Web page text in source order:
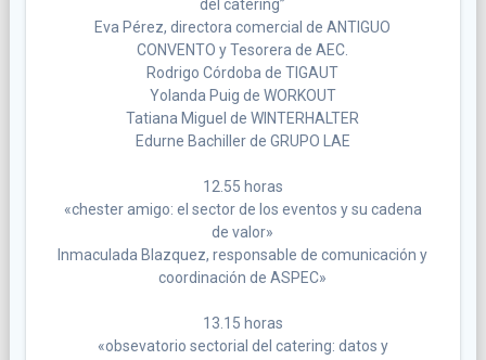
del catering”
Eva Pérez, directora comercial de ANTIGUO
CONVENTO y Tesorera de AEC.
Rodrigo Córdoba de TIGAUT
Yolanda Puig de WORKOUT
Tatiana Miguel de WINTERHALTER
Edurne Bachiller de GRUPO LAE
12.55 horas
«chester amigo: el sector de los eventos y su cadena
de valor»
Inmaculada Blazquez, responsable de comunicación y
coordinación de ASPEC»
13.15 horas
«obsevatorio sectorial del catering: datos y